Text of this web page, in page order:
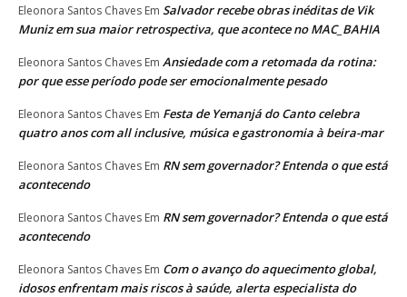
Eleonora Santos Chaves Em Salvador recebe obras inéditas de Vik
Muniz em sua maior retrospectiva, que acontece no MAC_BAHIA
Eleonora Santos Chaves Em Ansiedade com a retomada da rotina:
por que esse período pode ser emocionalmente pesado
Eleonora Santos Chaves Em Festa de Yemanjá do Canto celebra
quatro anos com all inclusive, música e gastronomia à beira-mar
Eleonora Santos Chaves Em RN sem governador? Entenda o que está
acontecendo
Eleonora Santos Chaves Em RN sem governador? Entenda o que está
acontecendo
Eleonora Santos Chaves Em Com o avanço do aquecimento global,
idosos enfrentam mais riscos à saúde, alerta especialista do